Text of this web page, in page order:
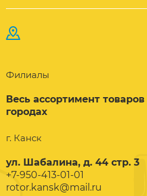
Филиалы
Весь ассортимент
городах
г. Канск
ул. Шабалина, д. 44 стр. 3
+7-950-413-01-01
rotor.kansk@mail.ru